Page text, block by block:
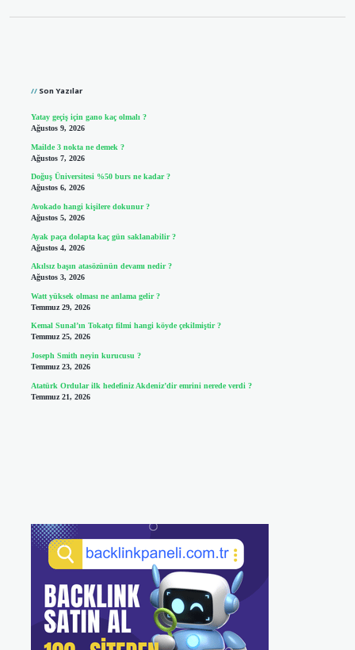
Son Yazılar
Yatay geçiş için gano kaç olmalı ?
Ağustos 9, 2026
Mailde 3 nokta ne demek ?
Ağustos 7, 2026
Doğuş Üniversitesi %50 burs ne kadar ?
Ağustos 6, 2026
Avokado hangi kişilere dokunur ?
Ağustos 5, 2026
Ayak paça dolapta kaç gün saklanabilir ?
Ağustos 4, 2026
Akılsız başın atasözünün devamı nedir ?
Ağustos 3, 2026
Watt yüksek olması ne anlama gelir ?
Temmuz 29, 2026
Kemal Sunal’ın Tokatçı filmi hangi köyde çekilmiştir ?
Temmuz 25, 2026
Joseph Smith neyin kurucusu ?
Temmuz 23, 2026
Atatürk Ordular ilk hedefiniz Akdeniz’dir emrini nerede verdi ?
Temmuz 21, 2026